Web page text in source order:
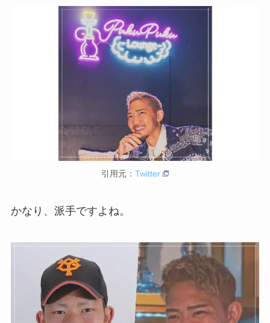
引用元： Twitter
かなり、派手ですよね。